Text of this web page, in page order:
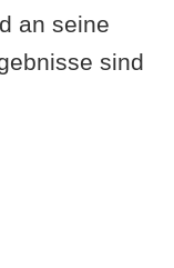
an seine
sind